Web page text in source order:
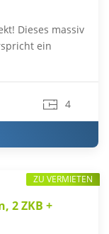
Dieses massiv
ein
4
2 ZKB +
ZU VERMIETEN